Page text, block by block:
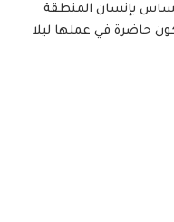
بإنسان المنطقة
حاضرة في عملها ليلا